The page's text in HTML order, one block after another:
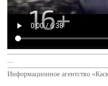
...
Информационное агентство